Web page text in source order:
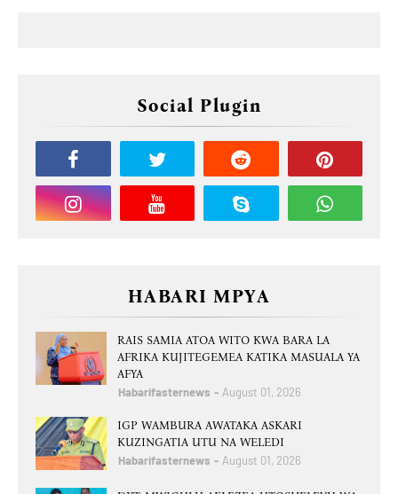
Social Plugin
HABARI MPYA
RAIS SAMIA ATOA WITO KWA BARA LA
AFRIKA KUJITEGEMEA KATIKA MASUALA YA
AFYA
Habarifasternews August 01, 2026
IGP WAMBURA AWATAKA ASKARI
KUZINGATIA UTU NA WELEDI
Habarifasternews August 01, 2026